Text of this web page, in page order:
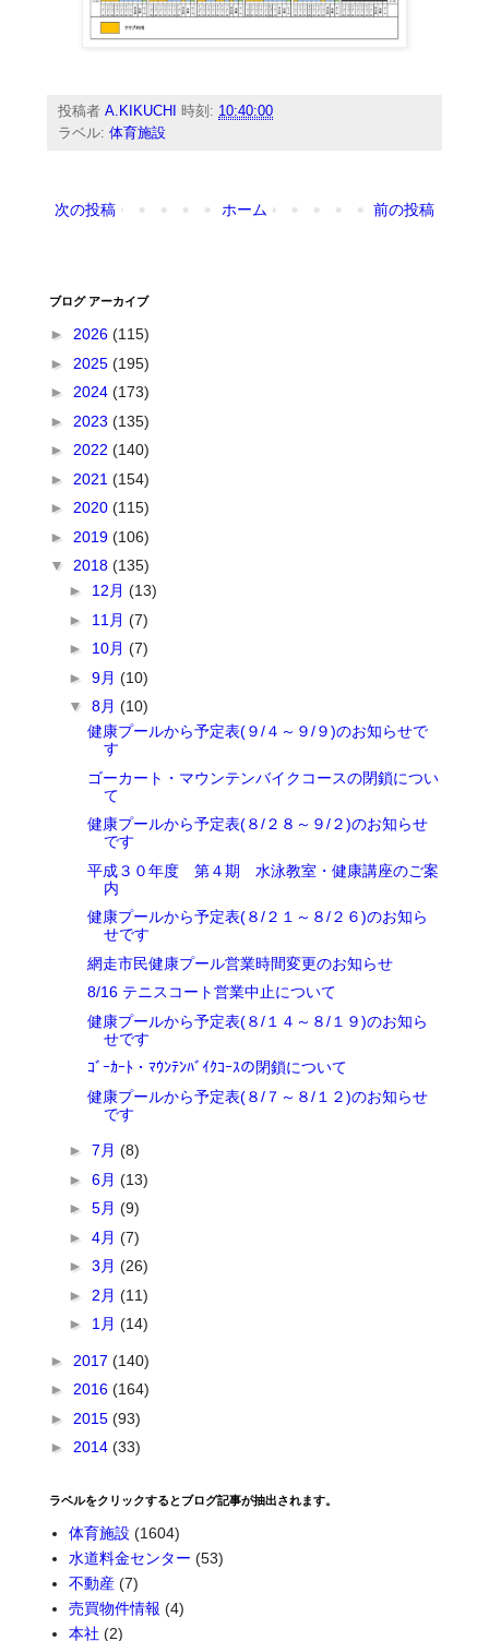
投稿者A.KIKUCHI 時刻: 10:40:00
ラベル:体育施設
次の投稿 前の投稿
ホーム
ブログ アーカイブ
►2026(115)
► 2025(195)
►2024(173)
► 2023(135)
►2022(140)
► 2021(154)
►2020(115)
► 2019(106)
▼2018(135)
► 12月(13)
► 11月(7)
► 10月(7)
►9月(10)
▼8月(10)
健康プールから予定表(９/４～９/９)のお知らせで
す
ゴーカート・マウンテンバイクコースの閉鎖につい
て
健康プールから予定表(８/２８～９/２)のお知らせ
です
平成３０年度 第４期 水泳教室・健康講座のご案
内
健康プールから予定表(８/２１～８/２６)のお知ら
せです
網走市民健康プール営業時間変更のお知らせ
8/16 テニスコート営業中止について
健康プールから予定表(８/１４～８/１９)のお知ら
せです
ｺﾞｰｶｰﾄ・ﾏｳﾝﾃﾝﾊﾞｲｸｺｰｽの閉鎖について
健康プールから予定表(８/７～８/１２)のお知らせ
です
►7月(8)
►6月(13)
►5月(9)
►4月(7)
►3月(26)
► 2月(11)
► 1月(14)
► 2017(140)
►2016(164)
► 2015(93)
►2014(33)
ラベルをクリックするとブログ記事が抽出されます。
体育施設 (1604)
水道料金センター (53)
不動産 (7)
売買物件情報 (4)
本社 (2)